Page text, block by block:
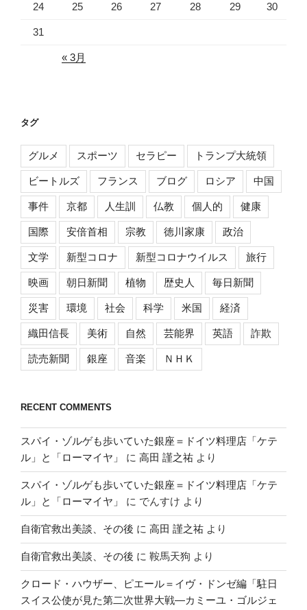
24 25 26 27 28 29 30
31
« 3月
タグ
グルメ スポーツ セラピー トランプ大統領
ビートルズ フランス ブログ ロシア 中国
事件 京都 人生訓 仏教 個人的 健康
国際 安倍首相 宗教 徳川家康 政治
文学 新型コロナ 新型コロナウイルス 旅行
映画 朝日新聞 植物 歴史人 毎日新聞
災害 環境 社会 科学 米国 経済
織田信長 美術 自然 芸能界 英語 詐欺
読売新聞 銀座 音楽 ＮＨＫ
RECENT COMMENTS
スパイ・ゾルゲも歩いていた銀座＝ドイツ料理店「ケテ
ル」と「ローマイヤ」
に 高田 謹之祐 より
スパイ・ゾルゲも歩いていた銀座＝ドイツ料理店「ケテ
ル」と「ローマイヤ」
に でんすけ より
自衛官救出美談、その後 に 高田 謹之祐 より
自衛官救出美談、その後 に 鞍馬天狗 より
クロード・ハウザー、ピエール＝イヴ・ドンゼ編「駐日
スイス公使が見た第二次世界大戦―カミーユ・ゴルジェ